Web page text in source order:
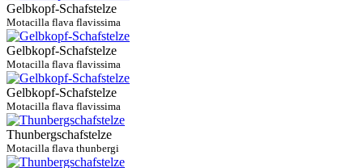
Gelbkopf-Schafstelze
Motacilla flava flavissima
Gelbkopf-Schafstelze
Motacilla flava flavissima
Gelbkopf-Schafstelze
Motacilla flava flavissima
Thunbergschafstelze
Motacilla flava thunbergi